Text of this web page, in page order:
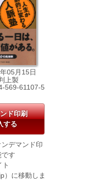
05月15日
上製
569-61107-5
ド印刷
する
デマンド印
す
）に移動しま